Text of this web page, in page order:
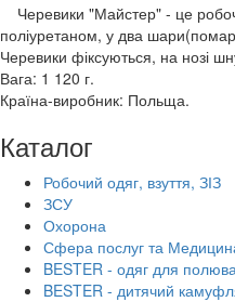
Черевики "Майстер" - це
поліуретаном, у два
Черевики фіксуються, на нозі
Вага: 1 120 г.
Країна-виробник: Польща.
Каталог
Робочий одяг, взуття, ЗІЗ
ЗСУ
Охорона
Сфера послуг та
BESTER - одяг для
BESTER - дитячий